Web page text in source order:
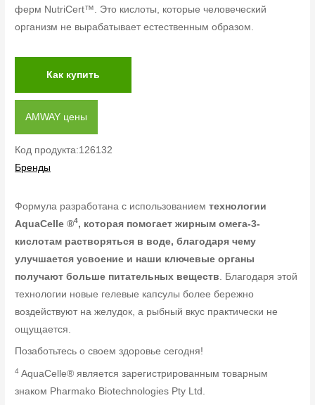
ферм NutriCert™. Это кислоты, которые человеческий
организм не вырабатывает естественным образом.
Как купить
AMWAY цены
Код продукта:126132
Бренды
Формула разработана с использованиемтехнологии
AquaCelle ®4, которая помогает жирным омега-3-
кислотам растворяться в воде, благодаря чему
улучшается усвоение и наши ключевые органы
получают больше питательных веществ . Благодаря этой
технологии новые гелевые капсулы более бережно
воздействуют на желудок, а рыбный вкус практически не
ощущается.
Позаботьтесь о своем здоровье сегодня!
4 AquaCelle® является зарегистрированным товарным
знаком Pharmako Biotechnologies Pty Ltd.